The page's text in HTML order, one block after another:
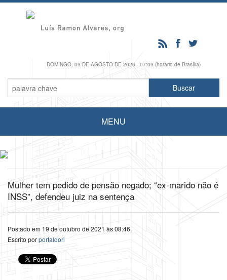
DOMINGO, 09 DE AGOSTO DE 2026 - 07:09 (horário de Brasília)
MENU
Mulher tem pedido de pensão negado; “ex-marido não é
INSS”, defendeu juiz na sentença
Postado em 19 de outubro de 2021 às 08:46.
Escrito porportaldori